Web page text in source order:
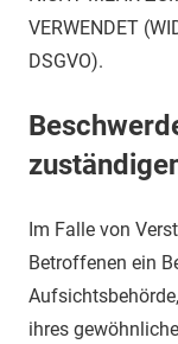
VERWENDET
DSGVO).
Im Falle von
Betroffenen ein
ihres